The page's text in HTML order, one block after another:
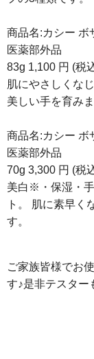
商品名:カシー ボ
医薬部外品
83g 1,100 円 (税
肌にやさしくな
美しい手を育みま
商品名:カシー ボ
医薬部外品
70g 3,300 円 (税
美白※・保湿・
ト。 肌に素早く
す。
ご家族皆様でお
す♪是非テスター